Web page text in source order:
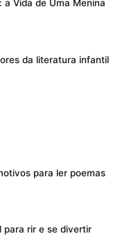
a Vida de Uma Menina
da literatura infantil
para ler poemas
para rir e se divertir